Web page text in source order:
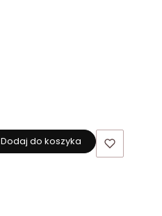
Dodaj do koszyka